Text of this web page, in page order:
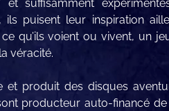
et suffisamment
ils puisent leur inspiration
qu’ils voient ou vivent, un
véracité.
et produit des disques
producteur auto-financé